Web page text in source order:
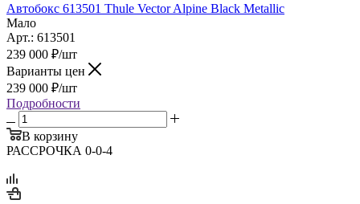
Автобокс 613501 Thule Vector Alpine Black Metallic
Мало
Арт.: 613501
239 000 ₽/шт
Варианты цен
239 000 ₽/шт
Подробности
В корзину
РАССРОЧКА 0-0-4